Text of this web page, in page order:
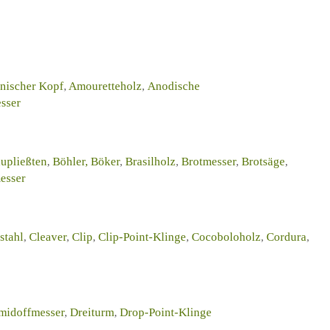
Kopf, Amouretteholz, Anodische
, Böhler, Böker, Brasilholz, Brotmesser, Brotsäge,
, Cleaver, Clip, Clip-Point-Klinge, Cocoboloholz, Cordura,
, Dreiturm, Drop-Point-Klinge